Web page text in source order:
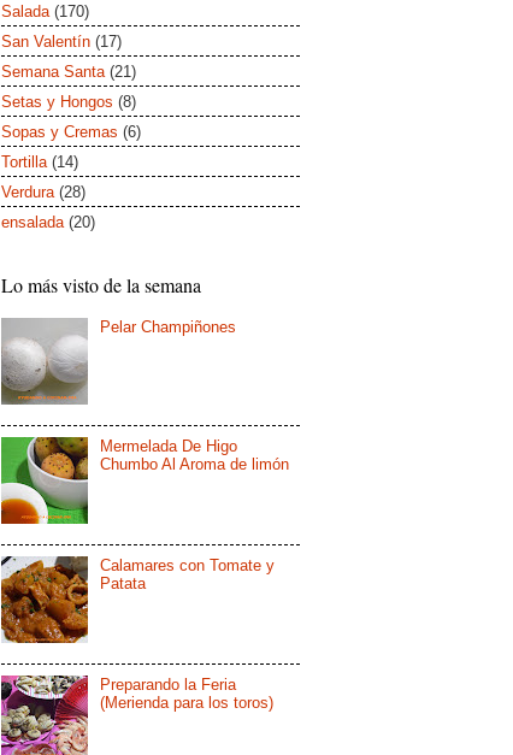
Salada (170)
San Valentín (17)
Semana Santa (21)
Setas y Hongos (8)
Sopas y Cremas (6)
Tortilla (14)
Verdura (28)
ensalada (20)
Lo más visto de la semana
Pelar Champiñones
Mermelada De Higo
Chumbo Al Aroma de limón
Calamares con Tomate y
Patata
Preparando la Feria
(Merienda para los toros)